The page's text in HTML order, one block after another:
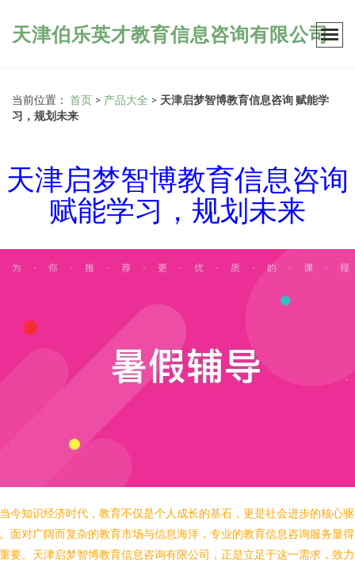
天津伯乐英才教育信息咨询有限公司
当前位置： 首页 > 产品大全 > 天津启梦智博教育信息咨询 赋能学
习，规划未来
天津启梦智博教育信息咨询
赋能学习，规划未来
今知识经济时代，教育不仅是个人成长的基石，更是社会进步的核心
面对广阔而复杂的教育市场与信息海洋，专业的教育信息咨询服务显
要。天津启梦智博教育信息咨询有限公司，正是立足于这一需求，致